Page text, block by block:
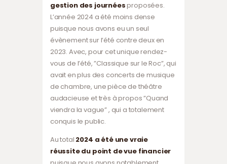
gestion des journéesproposées.
L’année 2024 a été moins dense
puisque nous avons eu un seul
évènement sur l’été contre deux en
2023. Avec, pour cet unique rendez-
vous de l’été, ”Classique sur le Roc”, qui
avait en plus des concerts de musique
de chambre, une pièce de théâtre
audacieuse et très à propos ”Quand
viendra la vague” , qui a totalement
conquis le public.
Au total 2024 a été une vraie
réussite du point de vue financier